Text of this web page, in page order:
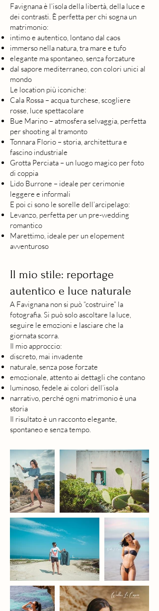
Favignana è l’isola della libertà, della luce e
dei contrasti. È perfetta per chi sogna un
matrimonio:
intimo e autentico, lontano dal caos
immerso nella natura, tra mare e tufo
elegante ma spontaneo, senza forzature
dal sapore mediterraneo, con colori unici al
mondo
Le location più iconiche:
Cala Rossa – acqua turchese, scogliere
rosse, luce spettacolare
Bue Marino – atmosfera selvaggia, perfetta
per shooting al tramonto
Tonnara Florio – storia, architettura e
fascino industriale
Grotta Perciata – un luogo magico per foto
di coppia
Lido Burrone – ideale per cerimonie
leggere e informali
E poi ci sono le sorelle dell’arcipelago:
Levanzo, perfetta per un pre-wedding
romantico
Marettimo, ideale per un elopement
avventuroso
Il mio stile: reportage
autentico e luce naturale
A Favignana non si può “costruire” la
fotografia. Si può solo ascoltare la luce,
seguire le emozioni e lasciare che la
giornata scorra.
Il mio approccio:
discreto, mai invadente
naturale, senza pose forzate
emozionale, attento ai dettagli che contano
luminoso, fedele ai colori dell’isola
narrativo, perché ogni matrimonio è una
storia
Il risultato è un racconto elegante,
spontaneo e senza tempo.